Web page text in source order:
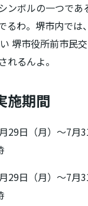
ンボルの一つであ
るわ。堺市内では
堺市役所前市民
れるんよ。
施期間
29日（月）〜7月
29日（月）〜7月